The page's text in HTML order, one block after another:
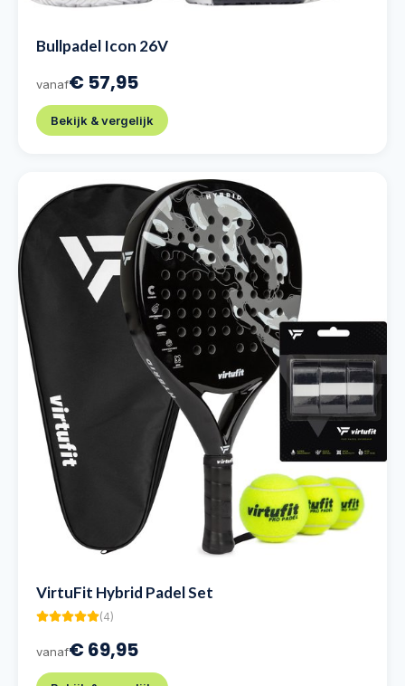
Bullpadel Icon 26V
vanaf€ 57,95
Bekijk & vergelijk
VirtuFit Hybrid Padel Set
(4)
vanaf€ 69,95